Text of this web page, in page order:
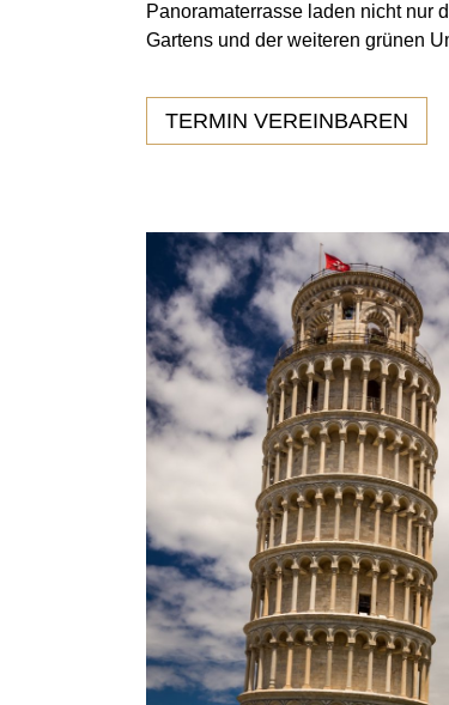
Panoramaterrasse laden nicht nur
Gartens und der weiteren grünen
TERMIN VEREINBAREN